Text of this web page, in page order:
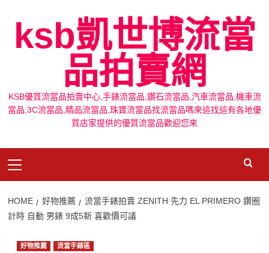
contentksb凱世博流當
品拍賣網
KSB優質流當品拍賣中心,手錶流當品,鑽石流當品,汽車流當品,機車流
當品,3C流當品,精品流當品,珠寶流當品找流當品嗎來這找這有各地優
質店家提供的優質流當品歡迎您來
Menu
HOME 好物推薦
流當手錶拍賣 ZENITH 先力 EL PRIMERO 鑽圈
計時 自動 男錶 9成5新 喜歡價可議
好物推薦 流當手錶區